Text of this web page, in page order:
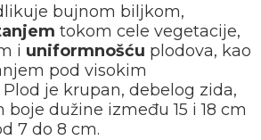
bujnom biljkom,
tokom cele vegetacije,
i uniformnošću plodova, kao
pod visokim
je krupan, debelog zida,
dužine između 15 i 18 cm
7 do 8 cm.